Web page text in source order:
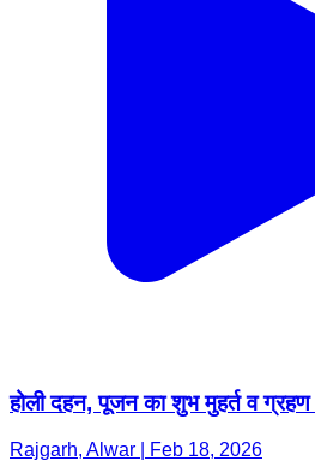
होली दहन, पूजन का शुभ मुहर्त व ग्रहण
Rajgarh, Alwar | Feb 18, 2026